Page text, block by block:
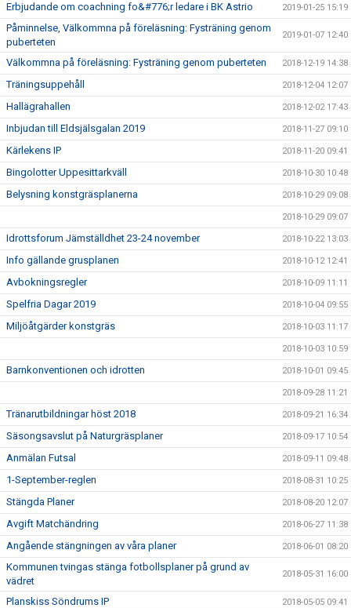
Erbjudande om coachning fo&#776;r ledare i BK Astrio 2019-01-25 15:19
Påminnelse, Välkommna på föreläsning: Fysträning genom
puberteten
2019-01-07 12:40
Välkommna på föreläsning: Fysträning genom puberteten 2018-12-19 14:38
Träningsuppehåll 2018-12-04 12:07
Hallägrahallen 2018-12-02 17:43
Inbjudan till Eldsjälsgalan 2019 2018-11-27 09:10
Kärlekens IP 2018-11-20 09:41
Bingolotter Uppesittarkväll 2018-10-30 10:48
Belysning konstgräsplanerna 2018-10-29 09:08
2018-10-29 09:07
Idrottsforum Jämställdhet 23-24 november 2018-10-22 13:03
Info gällande grusplanen 2018-10-12 12:41
Avbokningsregler 2018-10-09 11:11
Spelfria Dagar 2019 2018-10-04 09:55
Miljöåtgärder konstgräs 2018-10-03 11:17
2018-10-03 10:59
Barnkonventionen och idrotten 2018-10-01 09:45
2018-09-28 11:21
Tränarutbildningar höst 2018 2018-09-21 16:34
Säsongsavslut på Naturgräsplaner 2018-09-17 10:54
Anmälan Futsal 2018-09-11 09:48
1-September-reglen 2018-08-31 10:25
Stängda Planer 2018-08-20 12:07
Avgift Matchändring 2018-06-27 11:38
Angående stängningen av våra planer 2018-06-01 08:20
Kommunen tvingas stänga fotbollsplaner på grund av
vädret
2018-05-31 16:00
Planskiss Söndrums IP 2018-05-05 09:41